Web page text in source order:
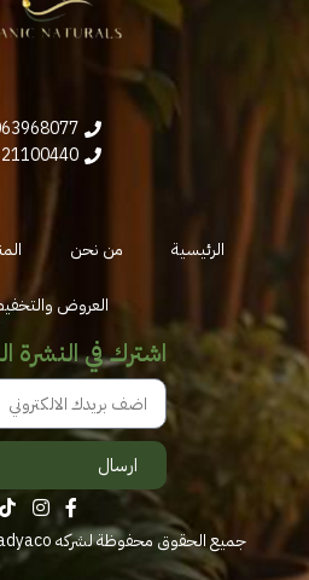
الرئيسية من نحن
العروض
اشترك في النشرة
ارسال
جميع الحقوق محفوظة لشركه badyaco تصميم وبرمجة